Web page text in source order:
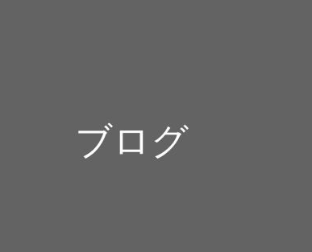
ブログ